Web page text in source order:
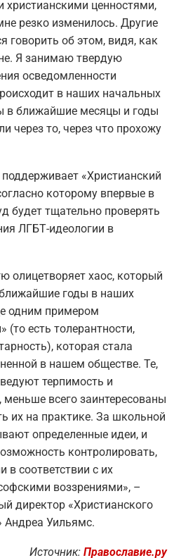
христианскими ценностями,
резко изменилось. Другие
говорить об этом, видя, как
Я занимаю твердую
осведомленности
в наших начальных
в ближайшие месяцы и годы
через то, через что прохожу
«Христианский
которому впервые в
будет тщательно проверять
ЛГБТ-идеологии в
олицетворяет хаос, который
годы в наших
одним примером
(то есть толерантности,
которая стала
в нашем обществе. Те,
терпимость и
всего заинтересованы
их на практике. За школьной
определенные идеи, и
контролировать,
в соответствии с их
воззрениями», –
директор «Христианского
Андреа Уильямс.
Источник: Православие.ру